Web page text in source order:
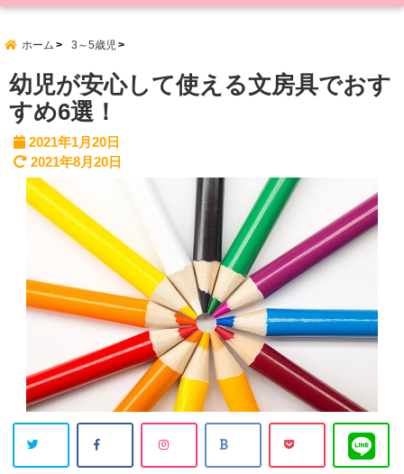
ホーム 3～5歳児
幼児が安心して使える文房具でおす
すめ6選！
2021年1月20日
2021年8月20日